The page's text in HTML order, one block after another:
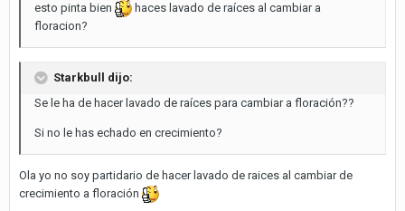
esto pinta bien
haces lavado de raíces al cambiar a
floracion?
Starkbull dijo:
Se le ha de hacer lavado de raíces para cambiar a floración??
Si no le has echado en crecimiento?
Ola yo no soy partidario de hacer lavado de raices al cambiar de
crecimiento a floración